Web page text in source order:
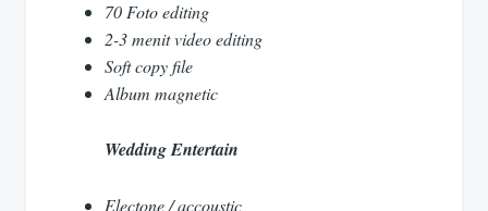
70 Foto editing
2-3 menit video editing
Soft copy file
Album magnetic
Wedding Entertain
Electone / accoustic